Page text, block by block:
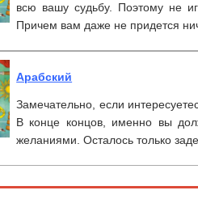
всю вашу судьбу. Поэтому не
Причем вам даже не придется
Арабский
Замечательно, если
В конце концов, именно вы
желаниями. Осталось только